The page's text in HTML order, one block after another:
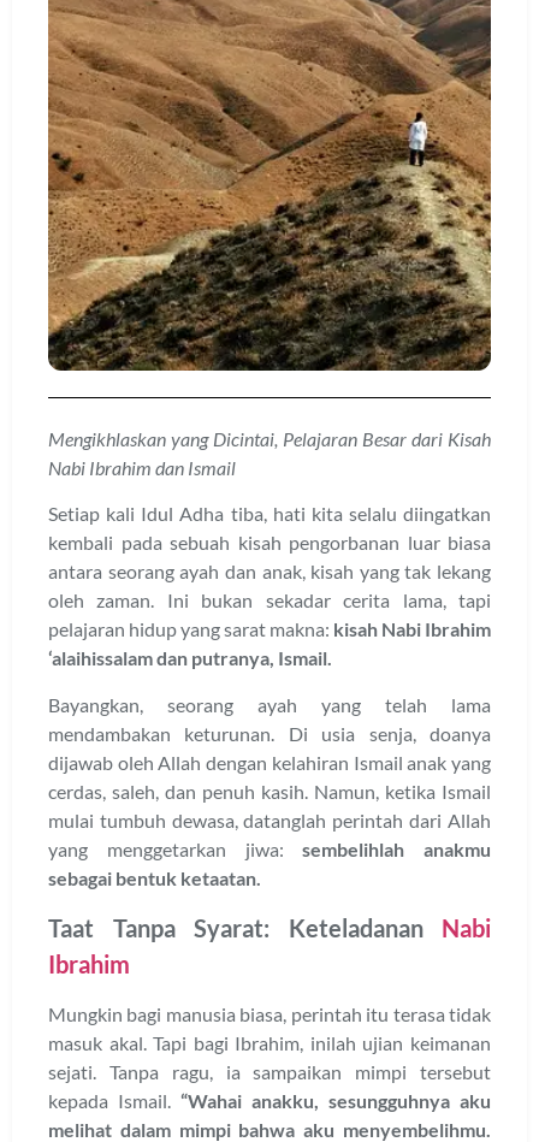
Mengikhlaskan yang Dicintai, Pelajaran Besar dari Kisah
Nabi Ibrahim dan Ismail
Setiap kali Idul Adha tiba, hati kita selalu diingatkan
kembali pada sebuah kisah pengorbanan luar biasa
antara seorang ayah dan anak, kisah yang tak lekang
oleh zaman. Ini bukan sekadar cerita lama, tapi
pelajaran hidup yang sarat makna: kisah Nabi Ibrahim
‘alaihissalam dan putranya, Ismail.
Bayangkan, seorang ayah yang telah lama
mendambakan keturunan. Di usia senja, doanya
dijawab oleh Allah dengan kelahiran Ismail anak yang
cerdas, saleh, dan penuh kasih. Namun, ketika Ismail
mulai tumbuh dewasa, datanglah perintah dari Allah
yang menggetarkan jiwa:sembelihlah anakmu
sebagai bentuk ketaatan.
Taat Tanpa Syarat: Keteladanan Nabi
Ibrahim
Mungkin bagi manusia biasa, perintah itu terasa tidak
masuk akal. Tapi bagi Ibrahim, inilah ujian keimanan
sejati. Tanpa ragu, ia sampaikan mimpi tersebut
kepada Ismail. “Wahai anakku, sesungguhnya aku
melihat dalam mimpi bahwa aku menyembelihmu.